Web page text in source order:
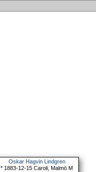
Oskar Hagvin Lindgren
* 1883-12-15 Caroli, Malmö M